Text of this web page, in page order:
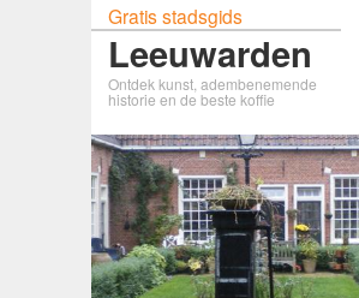
Gratis stadsgids
Leeuwarden
Ontdek kunst, adembenemende
historie en de beste koffie